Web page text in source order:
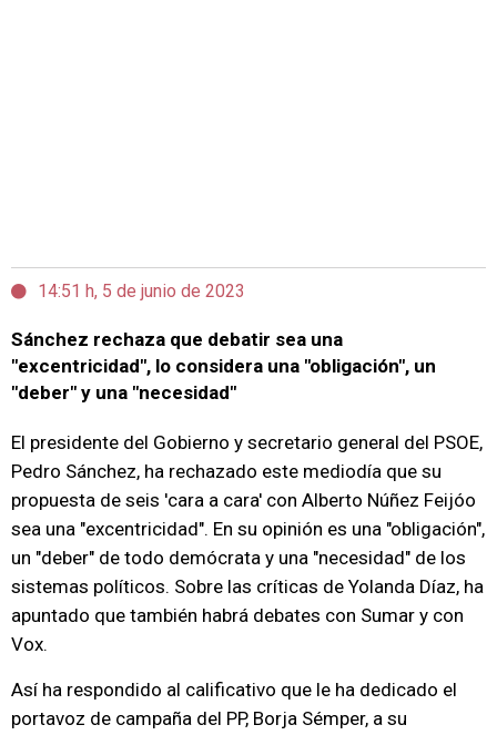
14:51 h, 5 de junio de 2023
Sánchez rechaza que debatir sea una
"excentricidad", lo considera una "obligación", un
"deber" y una "necesidad"
El presidente del Gobierno y secretario general del PSOE,
Pedro Sánchez, ha rechazado este mediodía que su
propuesta de seis 'cara a cara' con Alberto Núñez Feijóo
sea una "excentricidad". En su opinión es una "obligación",
un "deber" de todo demócrata y una "necesidad" de los
sistemas políticos. Sobre las críticas de Yolanda Díaz, ha
apuntado que también habrá debates con Sumar y con
Vox.
Así ha respondido al calificativo que le ha dedicado el
portavoz de campaña del PP, Borja Sémper, a su